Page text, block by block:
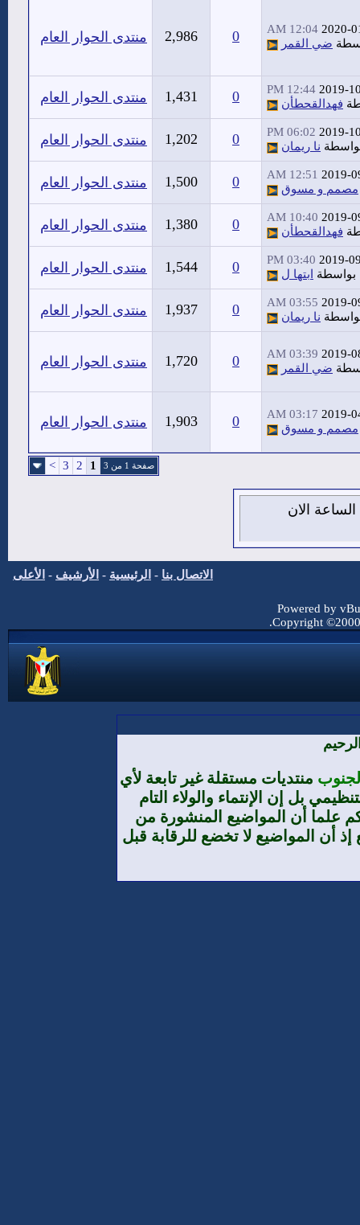
2020-
12:04 AM
ضي القمر 0
2,986 منتدى الحوار العام
2019-
12:44 PM
فهدالقحطأن 0
1,431 منتدى الحوار العام
2019-
06:02 PM
نا ريمان 0
1,202 منتدى الحوار العام
2019-
12:51 AM
مصمم و مسوق 0
1,500 منتدى الحوار العام
2019-
10:40 AM
فهدالقحطأن 0
1,380 منتدى الحوار العام
2019-
03:40 PM
بواسطة
ابتها ل 0
1,544 منتدى الحوار العام
2019-
03:55 AM
نا ريمان 0
1,937 منتدى الحوار العام
2019-
03:39 AM
ضي القمر 0
1,720 منتدى الحوار العام
2019-
03:17 AM
مصمم و مسوق 0
1,903 منتدى الحوار العام
صفحة 1 من 3 1
2
3
>
6 من اغسطس 2026 , الساعة الان
الاتصال بنا - الرئيسية - الأرشيف - الأعلى
Powered by
Copyright
منتديات مستقلة غير تابعة لأي
بل إن الإنتماء والولاء التام
علما أن المواضيع المنشورة من
أن المواضيع لا تخضع للرقابة قبل